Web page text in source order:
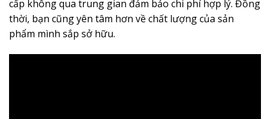
cấp không qua trung gian đảm bảo chi phí hợp lý. Đồng
thời, bạn cũng yên tâm hơn về chất lượng của sản
phẩm mình sắp sở hữu.